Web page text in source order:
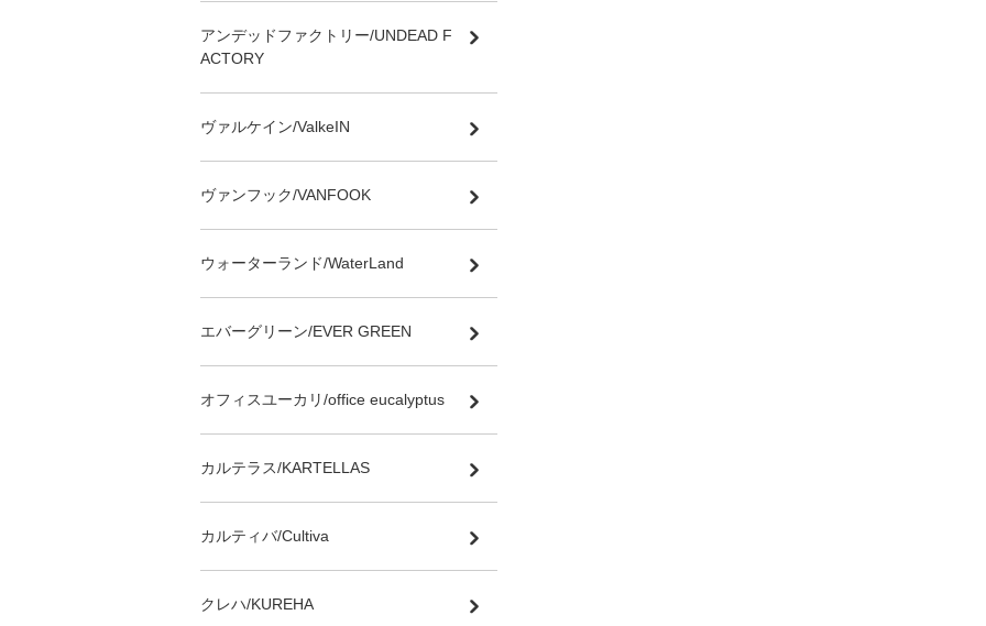
アンデッドファクトリー/UNDEAD F
ACTORY
ヴァルケイン/ValkeIN
ヴァンフック/VANFOOK
ウォーターランド/WaterLand
エバーグリーン/EVER GREEN
オフィスユーカリ/office eucalyptus
カルテラス/KARTELLAS
カルティバ/Cultiva
クレハ/KUREHA